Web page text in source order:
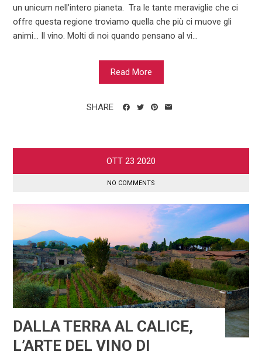
un unicum nell’intero pianeta. Tra le tante meraviglie che ci
offre questa regione troviamo quella che più ci muove gli
animi… Il vino. Molti di noi quando pensano al vi...
Read More
SHARE
OTT 23 2020
NO COMMENTS
DALLA TERRA AL CALICE,
L’ARTE DEL VINO DI